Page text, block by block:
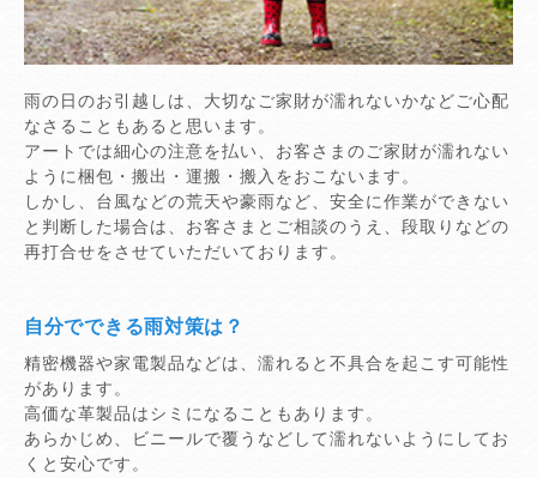
雨の日のお引越しは、大切なご家財が濡れないかなどご心配
なさることもあると思います。
アートでは細心の注意を払い、お客さまのご家財が濡れない
ように梱包・搬出・運搬・搬入をおこないます。
しかし、台風などの荒天や豪雨など、安全に作業ができない
と判断した場合は、お客さまとご相談のうえ、段取りなどの
再打合せをさせていただいております。
自分でできる雨対策は？
精密機器や家電製品などは、濡れると不具合を起こす可能性
があります。
高価な革製品はシミになることもあります。
あらかじめ、ビニールで覆うなどして濡れないようにしてお
くと安心です。